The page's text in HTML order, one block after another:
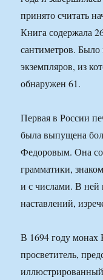
принято считать
Книга содержала
сантиметров.
экземпляров, из
обнаружен 61.
Первая в России
была выпущена
Федоровым. Она
грамматики,
и с числами. В ней
наставлений,
В 1694 году монах
просветитель,